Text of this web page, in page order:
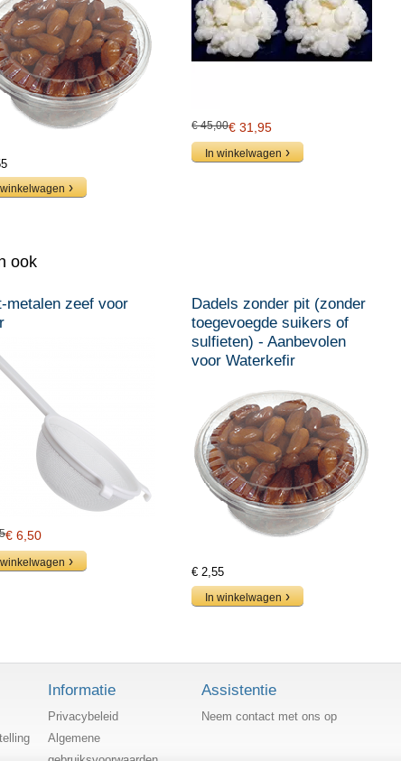
€ 45,00€ 31,95
In winkelwagen
ook
metalen zeef voor
€ 6,50
Dadels zonder pit (zonder
toegevoegde suikers of
sulfieten) - Aanbevolen
voor Waterkefir
€ 2,55
In winkelwagen
Informatie
Privacybeleid
Algemene
Assistentie
Neem contact met ons op